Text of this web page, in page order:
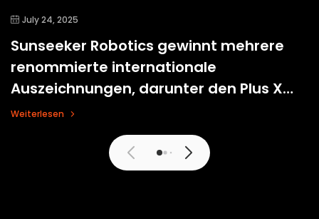
July 24, 2025
Sunseeker Robotics gewinnt mehrere
renommierte internationale
Auszeichnungen, darunter den Plus X
Award 2025
Weiterlesen